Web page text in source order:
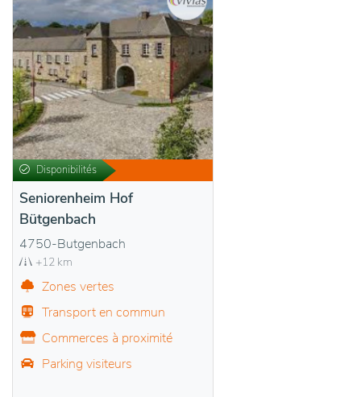
Disponibilités
Seniorenheim Hof
Bütgenbach
4750-Butgenbach
+12 km
Zones vertes
Transport en commun
Commerces à proximité
Parking visiteurs